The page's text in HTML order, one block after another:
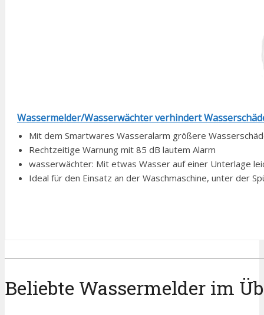
Wassermelder/Wasserwächter verhindert
Mit dem Smartwares Wasseralarm größere
Rechtzeitige Warnung mit 85 dB lautem Alarm
wasserwächter: Mit etwas Wasser auf einer Unterlage
Ideal für den Einsatz an der Waschmaschine, unter der
Beliebte Wassermelder im